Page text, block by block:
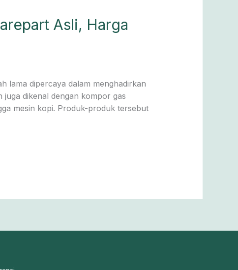
Asli, Harga
lama dipercaya dalam menghadirkan
dikenal dengan kompor gas
mesin kopi. Produk-produk tersebut